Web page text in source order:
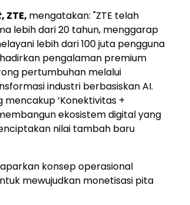
, ZTE, mengatakan: "ZTE telah
lebih dari 20 tahun, menggarap
lebih dari 100 juta pengguna
pengalaman premium
pertumbuhan melalui
industri berbasiskan AI.
‘Konektivitas +
ekosistem digital yang
nilai tambah baru
konsep operasional
mewujudkan monetisasi pita